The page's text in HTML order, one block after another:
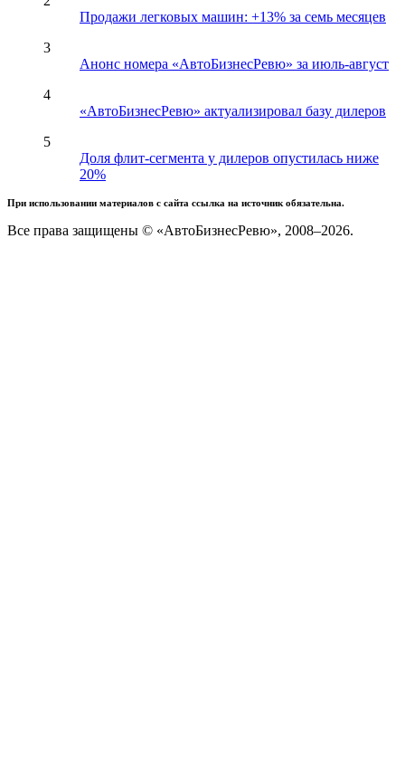
Продажи легковых машин: +13% за семь месяцев
3
Анонс номера «АвтоБизнесРевю» за июль-август
4
«АвтоБизнесРевю» актуализировал базу дилеров
5
Доля флит-сегмента у дилеров опустилась ниже
20%
При использовании материалов с сайта ссылка на источник обязательна.
Все права защищены © «АвтоБизнесРевю», 2008–2026.